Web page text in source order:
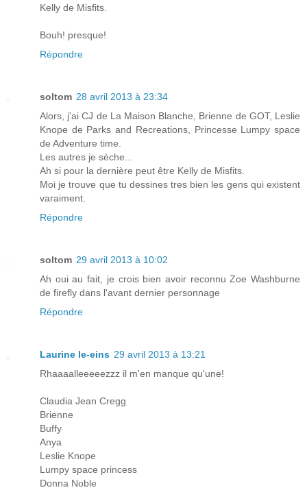
Kelly de Misfits.
Bouh! presque!
Répondre
soltom 28 avril 2013 à 23:34
Alors, j'ai CJ de La Maison Blanche, Brienne de GOT, Leslie
Knope de Parks and Recreations, Princesse Lumpy space
de Adventure time.
Les autres je sèche...
Ah si pour la dernière peut être Kelly de Misfits.
Moi je trouve que tu dessines tres bien les gens qui existent
varaiment.
Répondre
soltom 29 avril 2013 à 10:02
Ah oui au fait, je crois bien avoir reconnu Zoe Washburne
de firefly dans l'avant dernier personnage
Répondre
Laurine le-eins 29 avril 2013 à 13:21
Rhaaaalleeeeezzz il m'en manque qu'une!
Claudia Jean Cregg
Brienne
Buffy
Anya
Leslie Knope
Lumpy space princess
Donna Noble